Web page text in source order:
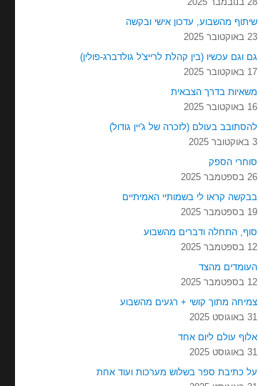
שיתוף מהשבוע, עדכון אישי ובקשה
23 באוקטובר 2025
גם וגם עכשיו (בין קהלת לרייצ'ל גולדברג-פולין)
17 באוקטובר 2025
משאיות בדרך הצבאית
16 באוקטובר 2025
להסתובב בעולם (לזכרה של ג'יין גודול)
3 באוקטובר 2025
סוחרי הספק
26 בספטמבר 2025
בבקשה קראו לי בשמותיי האמיתיים
19 בספטמבר 2025
סוף, התחלה ודברים מהשבוע
12 בספטמבר 2025
העומדים מהצד
12 בספטמבר 2025
צמיחה מתוך קושי + רגעים מהשבוע
31 באוגוסט 2025
אלוף עולם ליום אחד
31 באוגוסט 2025
על כתיבת ספר בשלוש מערכות ועוד אחת